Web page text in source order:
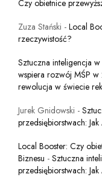
Czy obietnice
Zuza Stański - Local
rzeczywistość?
Sztuczna inteligencja
wspiera rozwój MŚP
rewolucja w świecie
Jurek Gnidowski -
przedsiębiorstwach:
Local Booster: Czy
Biznesu - Sztuczna
przedsiębiorstwach: